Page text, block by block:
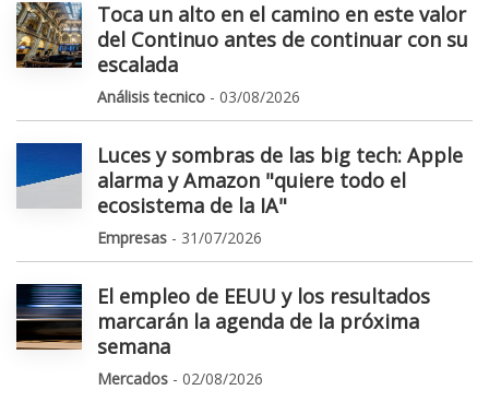
Toca un alto en el camino en este valor
del Continuo antes de continuar con su
escalada
Análisis tecnico - 03/08/2026
Luces y sombras de las big tech: Apple
alarma y Amazon "quiere todo el
ecosistema de la IA"
Empresas - 31/07/2026
El empleo de EEUU y los resultados
marcarán la agenda de la próxima
semana
Mercados - 02/08/2026